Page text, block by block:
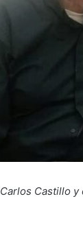
Castillo